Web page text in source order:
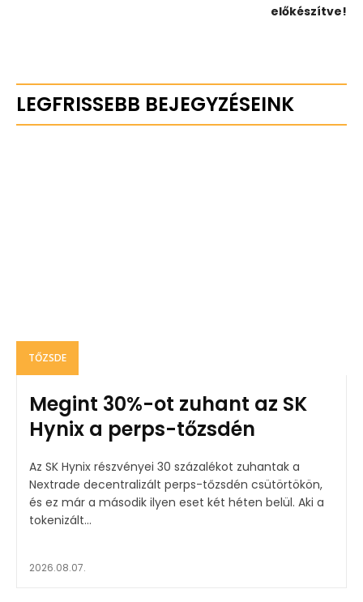
előkészítve!
LEGFRISSEBB BEJEGYZÉSEINK
TŐZSDE
Megint 30%-ot zuhant az SK
Hynix a perps-tőzsdén
Az SK Hynix részvényei 30 százalékot zuhantak a
Nextrade decentralizált perps-tőzsdén csütörtökön,
és ez már a második ilyen eset két héten belül. Aki a
tokenizált...
2026.08.07.